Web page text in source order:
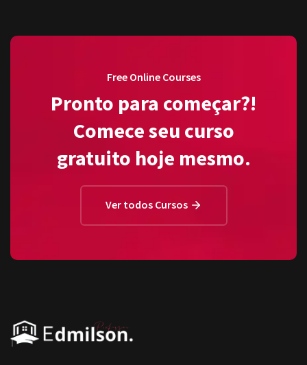
Free Online Courses
Pronto para começar?!
Comece seu curso
gratuito hoje mesmo.
Ver todos Cursos